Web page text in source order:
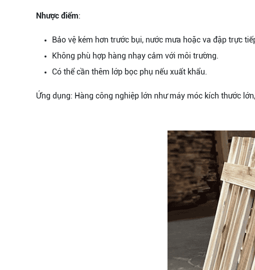
Nhược điểm:
Bảo vệ kém hơn trước bụi, nước mưa hoặc va đập trực
Không phù hợp hàng nhạy cảm với môi trường.
Có thể cần thêm lớp bọc phụ nếu xuất khẩu.
Ứng dụng: Hàng công nghiệp lớn như máy móc kích thước